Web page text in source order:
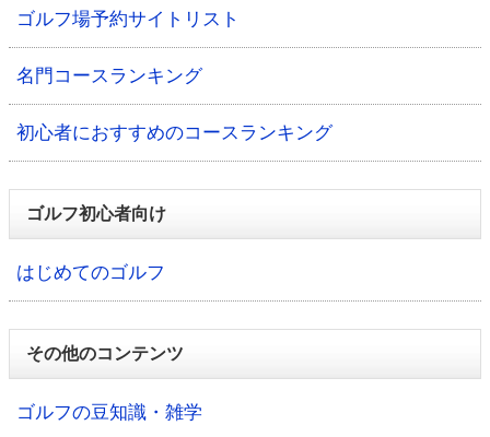
ゴルフ場予約サイトリスト
名門コースランキング
初心者におすすめのコースランキング
ゴルフ初心者向け
はじめてのゴルフ
その他のコンテンツ
ゴルフの豆知識・雑学